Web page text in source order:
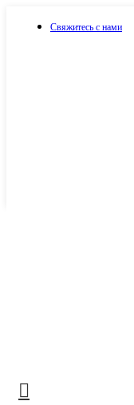
Свяжитесь с нами